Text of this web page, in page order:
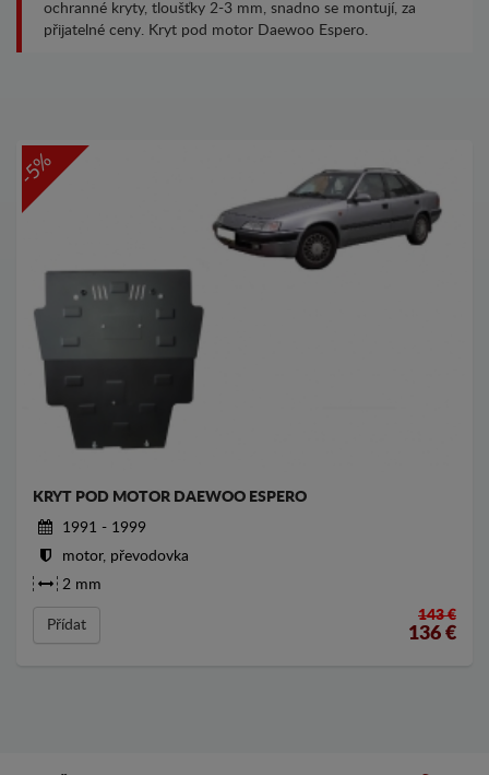
ochranné kryty, tloušťky 2-3 mm, snadno se montují, za
přijatelné ceny. Kryt pod motor Daewoo Espero.
-5%
KRYT POD MOTOR DAEWOO ESPERO
1991 - 1999
motor, převodovka
2 mm
Přídat
143 €
136 €